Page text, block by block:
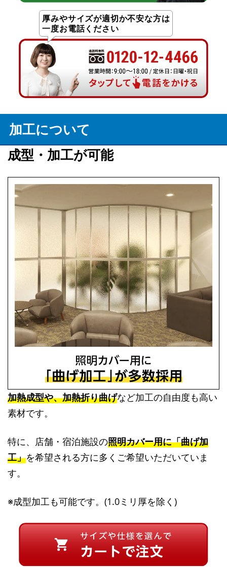
厚みやサイズが適切か不安な方は
一度お電話ください
加工について
成型・加工が可能
加熱成型や、加熱折り曲げなど加工の自由度も高い
素材です。
特に、店舗・宿泊施設の照明カバー用に「曲げ加
工」を希望される方に多くご希望いただいていま
す。
※成型加工も可能です。(1.0ミリ厚を除く)